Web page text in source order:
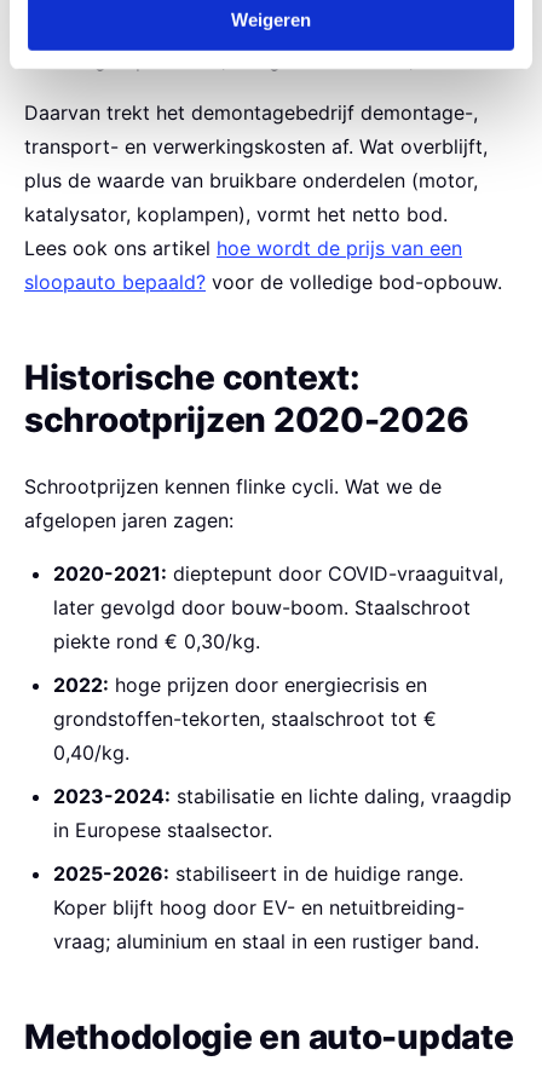
Weigeren
150 kg aluminium × € 1,00/kg = circa € 150,00
Daarvan trekt het demontagebedrijf demontage-,
transport- en verwerkingskosten af. Wat overblijft,
plus de waarde van bruikbare onderdelen (motor,
katalysator, koplampen), vormt het netto bod.
Lees ook ons artikel hoe wordt de prijs van een
sloopauto bepaald? voor de volledige bod-opbouw.
Historische context:
schrootprijzen 2020-2026
Schrootprijzen kennen flinke cycli. Wat we de
afgelopen jaren zagen:
2020-2021: dieptepunt door COVID-vraaguitval,
later gevolgd door bouw-boom. Staalschroot
piekte rond € 0,30/kg.
2022: hoge prijzen door energiecrisis en
grondstoffen-tekorten, staalschroot tot €
0,40/kg.
2023-2024: stabilisatie en lichte daling, vraagdip
in Europese staalsector.
2025-2026: stabiliseert in de huidige range.
Koper blijft hoog door EV- en netuitbreiding-
vraag; aluminium en staal in een rustiger band.
Methodologie en auto-update